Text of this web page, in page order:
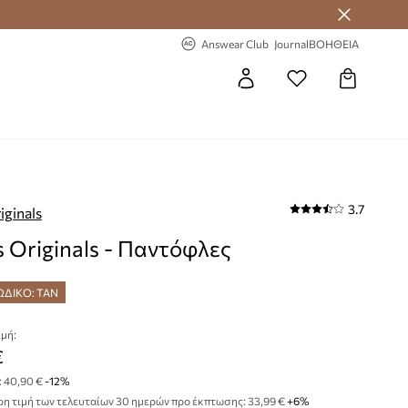
Club
Answear Club JournalΒΟΗΘΕΙΑ
3.7
Originals - Παντόφλες
TAN
40,90 €-12%
τιμή των τελευταίων 30 ημερών προ έκπτωσης: 33,99 € +6%